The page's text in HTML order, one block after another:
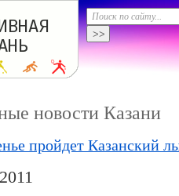
новости Казани
пройдет Казанский